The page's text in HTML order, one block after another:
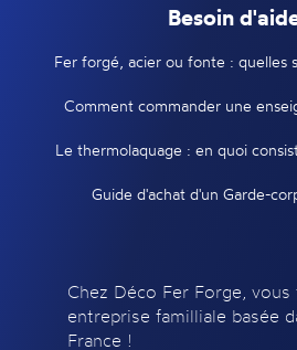
Besoin
Fer forgé, acier ou fonte : quelles
Comment commander une
Le thermolaquage : en quoi
Guide d'achat d'un Garde-
Chez Déco Fer Forge,
entreprise familliale basée
France !